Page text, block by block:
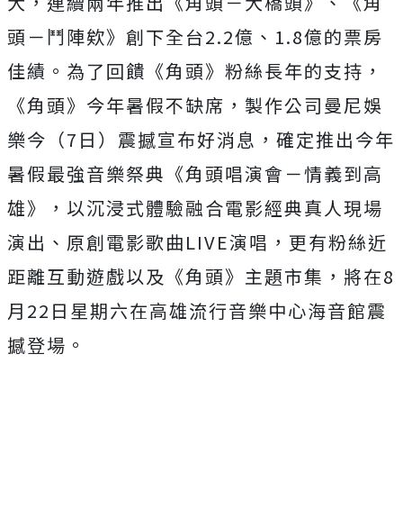
頭－鬥陣欸》創下全台2.2億、1.8億的票房
佳績。為了回饋《角頭》粉絲長年的支持，
《角頭》 今年暑假不缺席，製作公司曼尼娛
樂今（7日）震撼宣布好消息， 確定推出今年
暑假最強音樂祭典《角頭唱演會－情義到高
雄》， 以沉浸式體驗融合電影經典真人現場
演出、 原創電影歌曲LIVE演唱，更有粉絲近
距離互動遊戲以及《角頭》 主題市集， 將在8
月22日星期六在高雄流行音樂中心海音館震
撼登場。